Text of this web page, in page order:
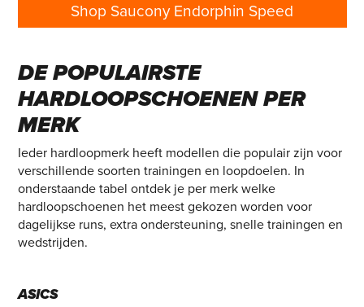
Shop Saucony Endorphin Speed
DE POPULAIRSTE
HARDLOOPSCHOENEN PER
MERK
Ieder hardloopmerk heeft modellen die populair zijn voor
verschillende soorten trainingen en loopdoelen. In
onderstaande tabel ontdek je per merk welke
hardloopschoenen het meest gekozen worden voor
dagelijkse runs, extra ondersteuning, snelle trainingen en
wedstrijden.
ASICS